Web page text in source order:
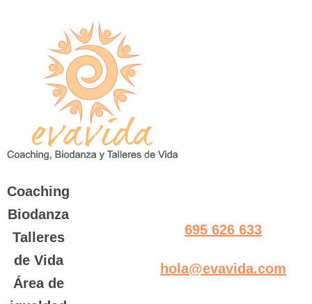
Coaching
Biodanza
Talleres
de Vida
Área de
695 626 633
hola@evavida.com